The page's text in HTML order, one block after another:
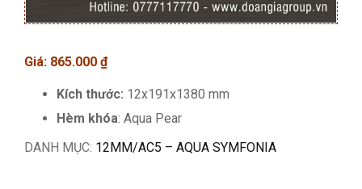
Giá: 865.000 ₫
Kích thước: 12x191x1380 mm
Hèm khóa: Aqua Pear
DANH MỤC: 12MM/AC5 – AQUA SYMFONIA